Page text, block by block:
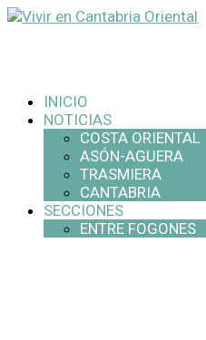
INICIO
NOTICIAS
COSTA ORIENTAL
ASÓN-AGUERA
TRASMIERA
CANTABRIA
SECCIONES
ENTRE FOGONES